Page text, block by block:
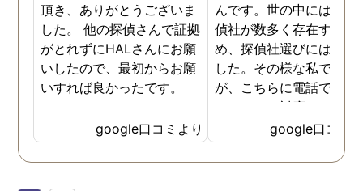
頂き、ありがとうございま
した。 他の探偵さんで証拠
がとれずにHALさんにお願
いしたので、最初からお願
いすれば良かったです。
google口コミより
んです。世の中には詐欺
偵社が数多く存在するた
め、探偵社選びには慎重
した。その様な私でした
が、こちらに電話で相談
たところ、対応された方
探偵のノウハウまで丁寧
教えて下さったのです。
用できると思い、早速お
google口コミ